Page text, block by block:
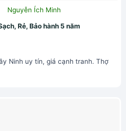
Nguyễn Ích Minh
Rẻ, Bảo hành 5 năm
Ninh uy tín, giá cạnh tranh. Thợ